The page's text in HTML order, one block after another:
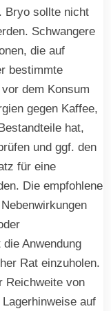
Bryo sollte nicht
Schwangere
die auf
bestimmte
dem Konsum
gegen Kaffee,
hat,
und ggf. den
für eine
Die empfohlene
Anwendung
Rat einzuholen.
Reichweite von
auf